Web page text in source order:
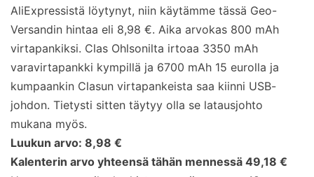
AliExpressistä löytynyt, niin käytämme tässä Geo-
Versandin hintaa eli 8,98 €. Aika arvokas 800 mAh
virtapankiksi. Clas Ohlsonilta irtoaa 3350 mAh
varavirtapankki kympillä ja 6700 mAh 15 eurolla ja
kumpaankin Clasun virtapankeista saa kiinni USB-
johdon. Tietysti sitten täytyy olla se latausjohto
mukana myös.
Luukun arvo: 8,98 €
Kalenterin arvo yhteensä tähän mennessä 49,18 €